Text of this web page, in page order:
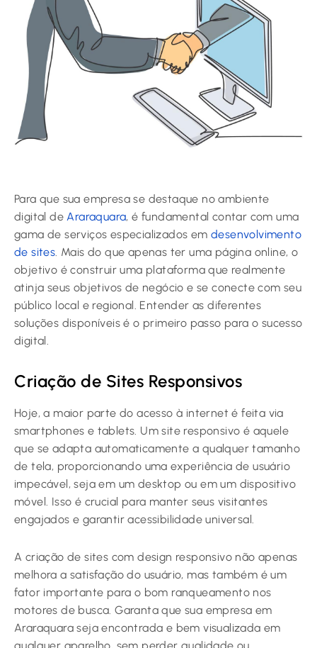
Para que sua empresa se destaque no ambiente
digital deAraraquara, é fundamental contar com uma
gama de serviços especializados em desenvolvimento
de sites. Mais do que apenas ter uma página online, o
objetivo é construir uma plataforma que realmente
atinja seus objetivos de negócio e se conecte com seu
público local e regional. Entender as diferentes
soluções disponíveis é o primeiro passo para o sucesso
digital.
Criação de Sites Responsivos
Hoje, a maior parte do acesso à internet é feita via
smartphones e tablets. Um site responsivo é aquele
que se adapta automaticamente a qualquer tamanho
de tela, proporcionando uma experiência de usuário
impecável, seja em um desktop ou em um dispositivo
móvel. Isso é crucial para manter seus visitantes
engajados e garantir acessibilidade universal.
A criação de sites com design responsivo não apenas
melhora a satisfação do usuário, mas também é um
fator importante para o bom ranqueamento nos
motores de busca. Garanta que sua empresa em
Araraquara seja encontrada e bem visualizada em